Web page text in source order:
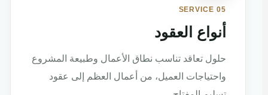
SERVICE 05
أنواع العقود
حلول تعاقد تناسب نطاق الأعمال وطبيعة المشروع
واحتياجات العميل، من أعمال العظم إلى عقود